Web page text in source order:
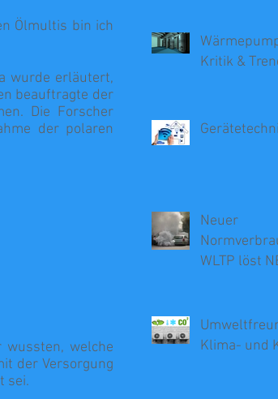
Ölmultis bin ich
wurde erläutert,
beauftragte der
Die Forscher
der polaren
wussten, welche
der Versorgung
sei.
Kritik &
Neuer
WLTP löst
Klima- und